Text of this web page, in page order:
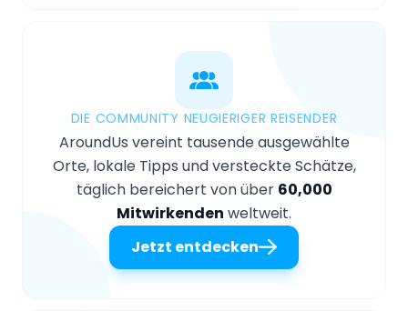
DIE COMMUNITY NEUGIERIGER REISENDER
AroundUs vereint tausende ausgewählte
Orte, lokale Tipps und versteckte Schätze,
täglich bereichert von über 60,000
Mitwirkenden weltweit.
Jetzt entdecken